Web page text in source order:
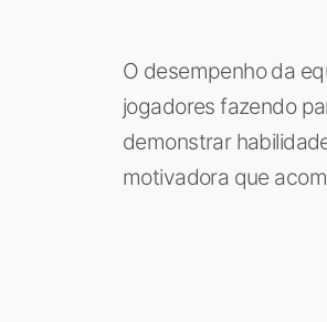
O desempenho da
jogadores fazendo
demonstrar
motivadora que